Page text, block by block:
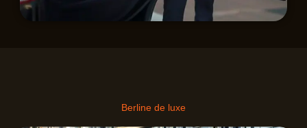
Berline de luxe